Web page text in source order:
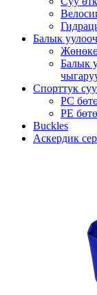
Балык
Балык
Спорттук
PC
PE
Buckles
Аскердик